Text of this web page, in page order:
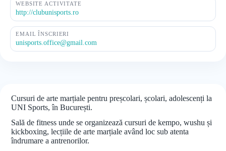
WEBSITE ACTIVITATE
http://clubunisports.ro
EMAIL ÎNSCRIERI
unisports.office@gmail.com
Cursuri de arte marțiale pentru preșcolari, școlari, adolescenți la
UNI Sports, în București.
Sală de fitness unde se organizează cursuri de kempo, wushu și
kickboxing, lecțiile de arte marțiale având loc sub atenta
îndrumare a antrenorilor.